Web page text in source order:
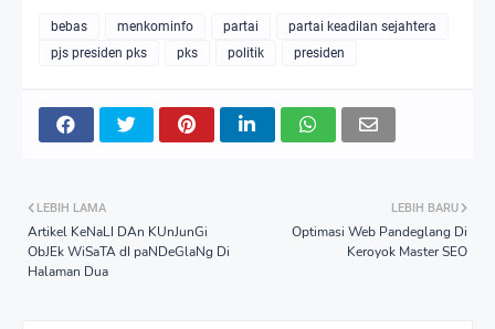
bebas menkominfo partai
partai keadilan sejahtera
pjs presiden pks
pks politik presiden
LEBIH BARU
Optimasi Web Pandeglang Di
Keroyok Master SEO
LEBIH LAMA
Artikel KeNaLI DAn KUnJunGi
ObJEk WiSaTA dI paNDeGlaNg Di
Halaman Dua